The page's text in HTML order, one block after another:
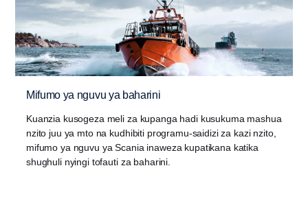
Mifumo ya nguvu ya baharini
Kuanzia kusogeza meli za kupanga hadi kusukuma mashua
nzito juu ya mto na kudhibiti programu-saidizi za kazi nzito,
mifumo ya nguvu ya Scania inaweza kupatikana katika
shughuli nyingi tofauti za baharini.